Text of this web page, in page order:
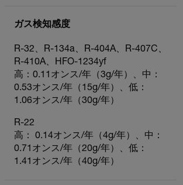
ガス検知感度
R-32、R-134a、R-404A、R-407C、
R-410A、HFO-1234yf
高：0.11オンス/年（3g/年）、中：
0.53オンス/年（15g/年）、低：
1.06オンス/年（30g/年）
R-22
高： 0.14オンス/年（4g/年）、中：
0.71オンス/年（20g/年）、低：
1.41オンス/年（40g/年）